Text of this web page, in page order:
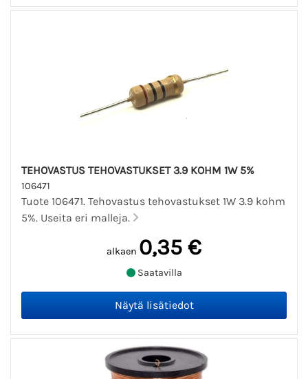
TEHOVASTUS TEHOVASTUKSET 3.9 KOHM 1W 5%
106471
Tuote 106471. Tehovastus tehovastukset 1W 3.9 kohm
5%. Useita eri malleja.
alkaen 0,35 €
Saatavilla